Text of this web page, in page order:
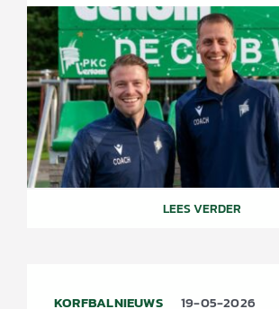
LEES VERDER
KORFBALNIEUWS 19-05-2026